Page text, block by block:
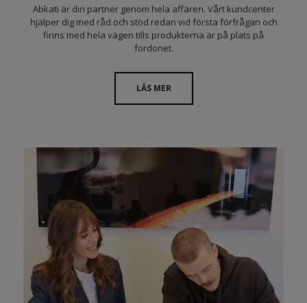
Abkati är din partner genom hela affären. Vårt kundcenter
hjälper dig med råd och stöd redan vid första förfrågan och
finns med hela vägen tills produkterna är på plats på
fordonet.
LÄS MER